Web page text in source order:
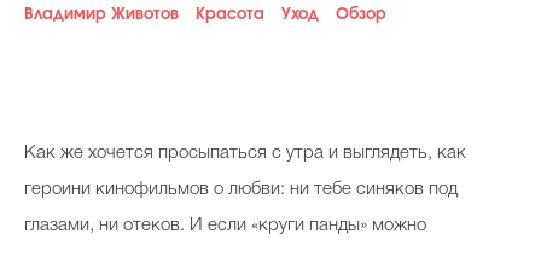
Вопрос эксперту
Владимир Животов Красота Уход Обзор
Как же хочется просыпаться с утра и выглядеть, как
героини кинофильмов о любви: ни тебе синяков под
глазами, ни отеков. И если «круги панды» можно